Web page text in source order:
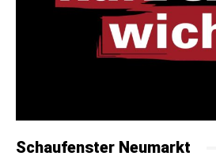
Schaufenster Neumarkt